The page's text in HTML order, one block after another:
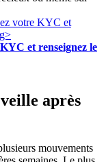
et renseignez le
après
mouvements